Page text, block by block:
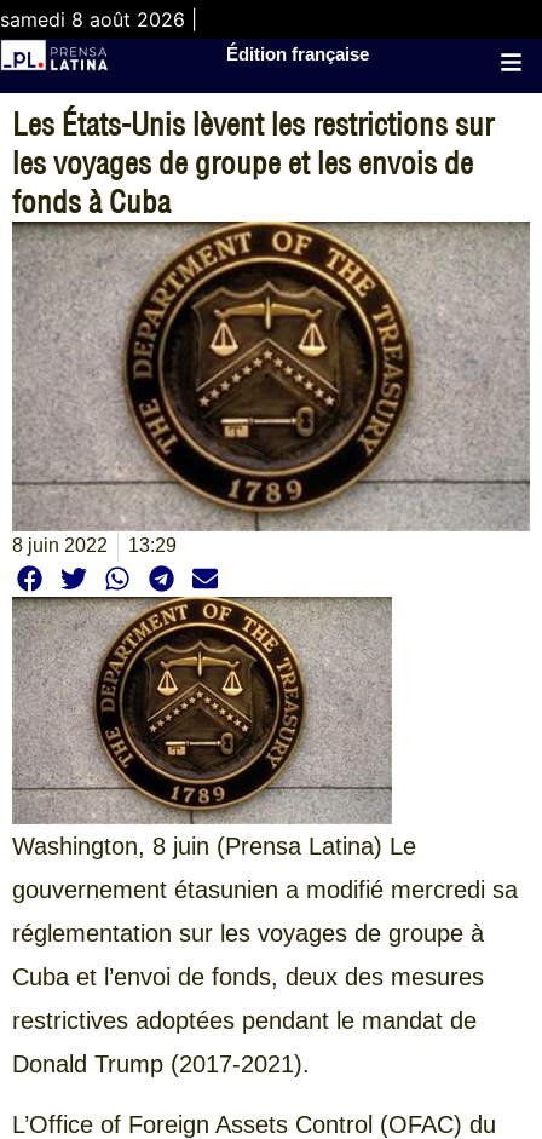
samedi 8 août 2026 |
Édition française
Les États-Unis lèvent les restrictions sur
les voyages de groupe et les envois de
fonds à Cuba
8 juin 2022 13:29
Washington, 8 juin (Prensa Latina) Le
gouvernement étasunien a modifié mercredi sa
réglementation sur les voyages de groupe à
Cuba et l’envoi de fonds, deux des mesures
restrictives adoptées pendant le mandat de
Donald Trump (2017-2021).
L’Office of Foreign Assets Control (OFAC) du